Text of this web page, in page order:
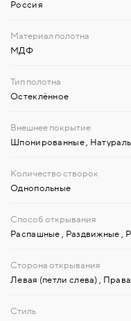
Россия
МДФ
Остеклённое
Шпонированные
Однопольные
Распашные Раздвижные
Левая (петли слева)